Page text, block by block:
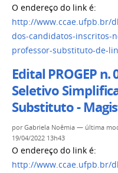
O endereço do link é:
http://www.ccae.ufpb.br/
dos-candidatos-inscritos-
professor-substituto-de-
Edital PROGEP
Seletivo
Substituto -
porGabriela Noêmia — última
19/04/2022 13h43
O endereço do link é:
http://www.ccae.ufpb.br/